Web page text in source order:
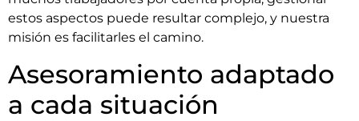
estos aspectos puede resultar complejo, y nuestra
misión es facilitarles el camino.
Asesoramiento adaptado
a cada situación